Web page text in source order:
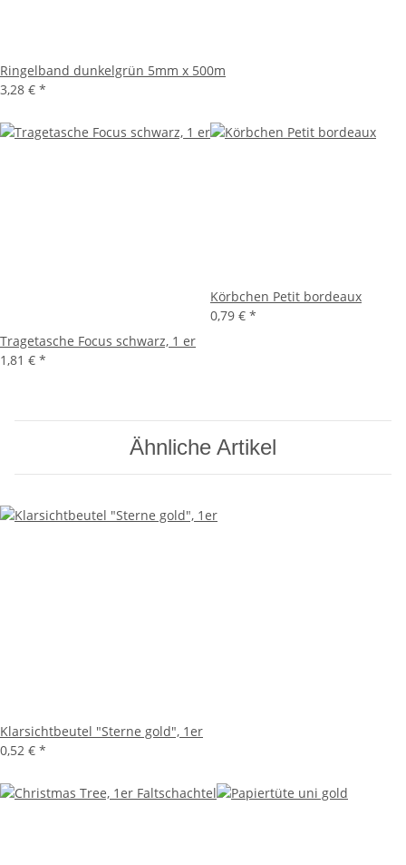
Ringelband dunkelgrün 5mm x 500m
3,28 € *
Tragetasche Focus schwarz, 1 er
1,81 € *
Körbchen Petit bordeaux
0,79 € *
Ähnliche Artikel
Klarsichtbeutel "Sterne gold", 1er
0,52 € *